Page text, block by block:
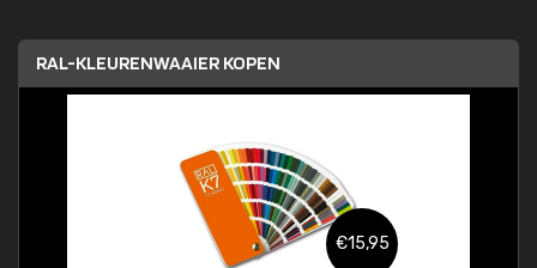
RAL-KLEURENWAAIER KOPEN
€15,95